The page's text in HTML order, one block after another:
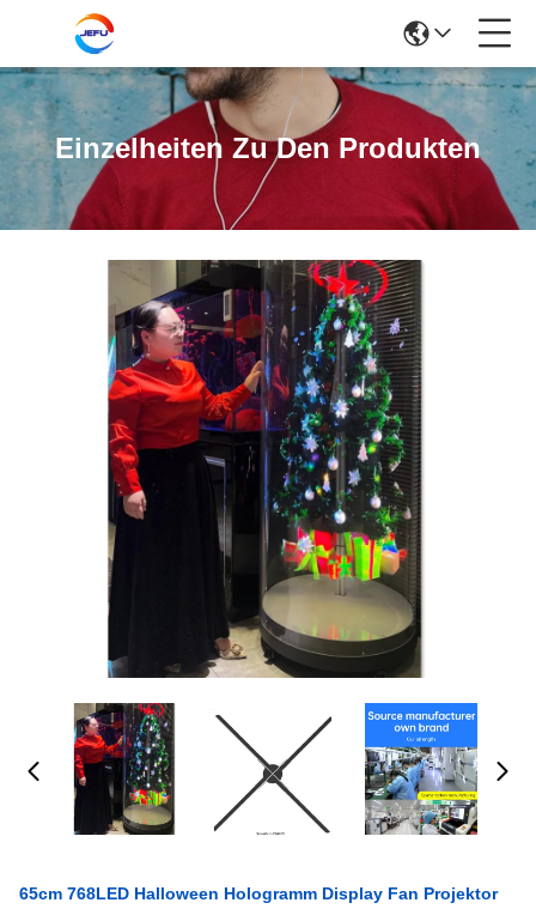
Einzelheiten Zu Den Produkten
65cm 768LED Halloween Hologramm Display Fan Projektor